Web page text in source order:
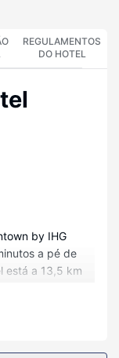
REGULAMENTOS
DO HOTEL
by IHG
a pé de
está a 13,5 km
ar